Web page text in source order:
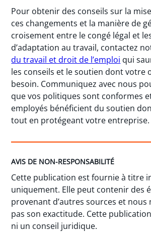
Pour obtenir des conseils sur la
ces changements et la manière de
croisement entre le congé légal et
d’adaptation au travail, contactez
du travail et droit de l’emploi qui
les conseils et le soutien dont votre
besoin. Communiquez avec nous
que vos politiques sont conformes
employés bénéficient du soutien
tout en protégeant votre entreprise.
AVIS DE NON-RESPONSABILITÉ
Cette publication est fournie à titre
uniquement. Elle peut contenir des
provenant d’autres sources et nous
pas son exactitude. Cette
ni un conseil juridique.